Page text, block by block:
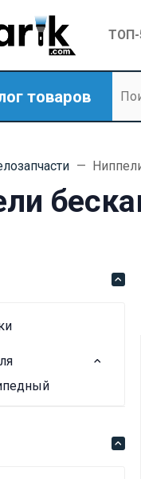
ТОП-
товаров